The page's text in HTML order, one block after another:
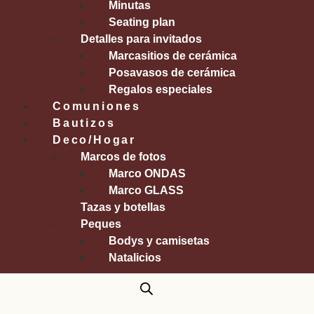
Minutas
Seating plan
Detalles para invitados
Marcasitios de cerámica
Posavasos de cerámica
Regalos especiales
Comuniones
Bautizos
Deco/Hogar
Marcos de fotos
Marco ONDAS
Marco GLASS
Tazas y botellas
Peques
Bodys y camisetas
Natalicios